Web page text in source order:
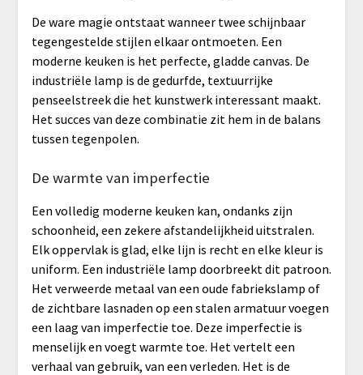
De ware magie ontstaat wanneer twee schijnbaar
tegengestelde stijlen elkaar ontmoeten. Een
moderne keuken is het perfecte, gladde canvas. De
industriële lamp is de gedurfde, textuurrijke
penseelstreek die het kunstwerk interessant maakt.
Het succes van deze combinatie zit hem in de balans
tussen tegenpolen.
De warmte van imperfectie
Een volledig moderne keuken kan, ondanks zijn
schoonheid, een zekere afstandelijkheid uitstralen.
Elk oppervlak is glad, elke lijn is recht en elke kleur is
uniform. Een industriële lamp doorbreekt dit patroon.
Het verweerde metaal van een oude fabriekslamp of
de zichtbare lasnaden op een stalen armatuur voegen
een laag van imperfectie toe. Deze imperfectie is
menselijk en voegt warmte toe. Het vertelt een
verhaal van gebruik, van een verleden. Het is de